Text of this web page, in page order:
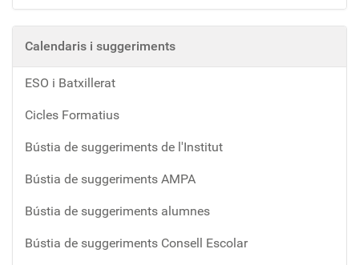
Calendaris i suggeriments
ESO i Batxillerat
Cicles Formatius
Bústia de suggeriments de l'Institut
Bústia de suggeriments AMPA
Bústia de suggeriments alumnes
Bústia de suggeriments Consell Escolar